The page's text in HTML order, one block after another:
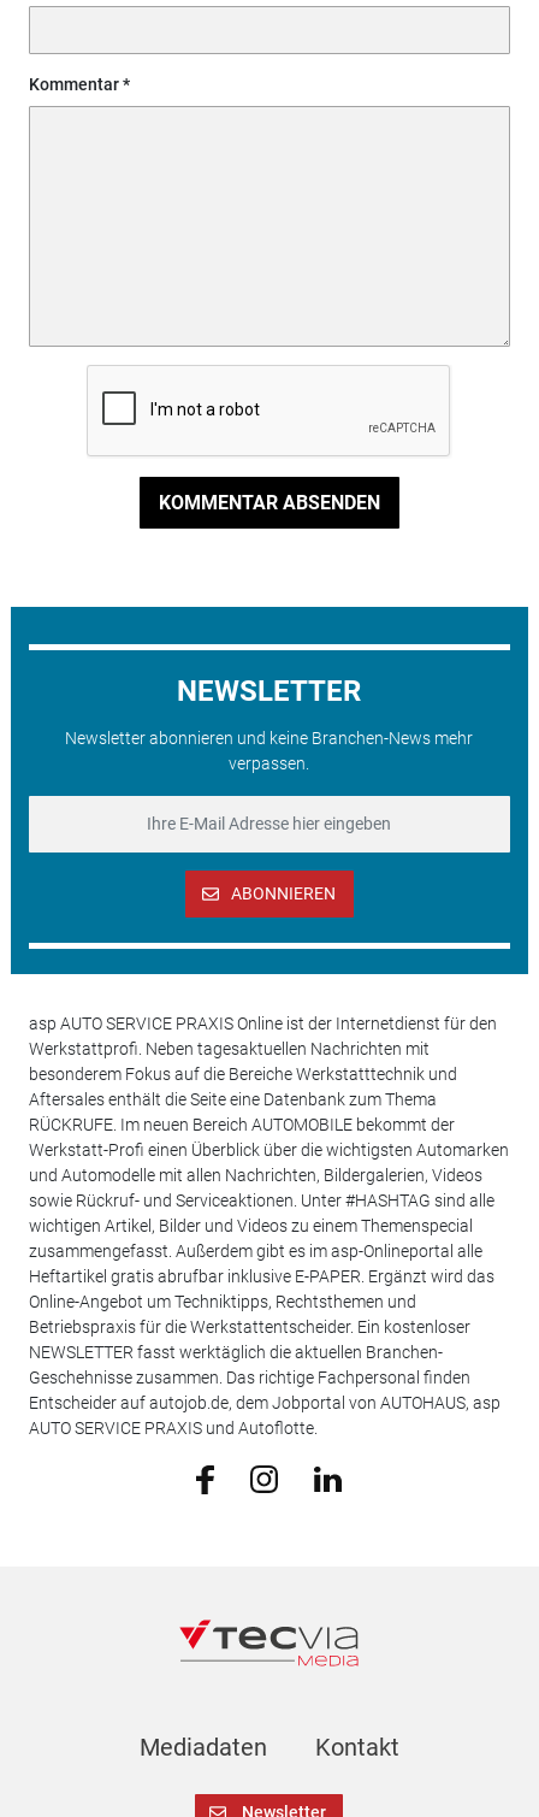
Kommentar
KOMMENTAR ABSENDEN
NEWSLETTER
Newsletter abonnieren und keine Branchen-News mehr
verpassen.
ABONNIEREN
asp AUTO SERVICE PRAXIS Online ist der Internetdienst für den
Werkstattprofi. Neben tagesaktuellen Nachrichten mit
besonderem Fokus auf die Bereiche Werkstatttechnik und
Aftersales enthält die Seite eine Datenbank zum Thema
RÜCKRUFE. Im neuen Bereich AUTOMOBILE bekommt der
Werkstatt-Profi einen Überblick über die wichtigsten Automarken
und Automodelle mit allen Nachrichten, Bildergalerien, Videos
sowie Rückruf- und Serviceaktionen. Unter #HASHTAG sind alle
wichtigen Artikel, Bilder und Videos zu einem Themenspecial
zusammengefasst. Außerdem gibt es im asp-Onlineportal alle
Heftartikel gratis abrufbar inklusive E-PAPER. Ergänzt wird das
Online-Angebot um Techniktipps, Rechtsthemen und
Betriebspraxis für die Werkstattentscheider. Ein kostenloser
NEWSLETTER fasst werktäglich die aktuellen Branchen-
Geschehnisse zusammen. Das richtige Fachpersonal finden
Entscheider auf autojob.de, dem Jobportal von AUTOHAUS, asp
AUTO SERVICE PRAXIS und Autoflotte.
Mediadaten Kontakt
Newsletter